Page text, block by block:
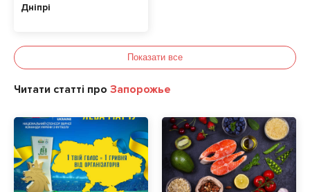
Дніпрі
Показати все
Читати статті про Запорожье